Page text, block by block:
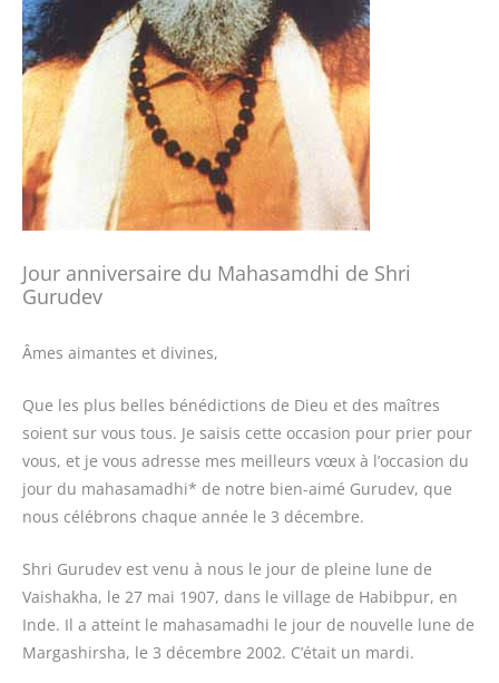
Jour anniversaire du Mahasamdhi de Shri
Gurudev
Âmes aimantes et divines,
Que les plus belles bénédictions de Dieu et des maîtres
soient sur vous tous. Je saisis cette occasion pour prier pour
vous, et je vous adresse mes meilleurs vœux à l’occasion du
jour du mahasamadhi* de notre bien-aimé Gurudev, que
nous célébrons chaque année le 3 décembre.
Shri Gurudev est venu à nous le jour de pleine lune de
Vaishakha, le 27 mai 1907, dans le village de Habibpur, en
Inde. Il a atteint le mahasamadhi le jour de nouvelle lune de
Margashirsha, le 3 décembre 2002. C’était un mardi.